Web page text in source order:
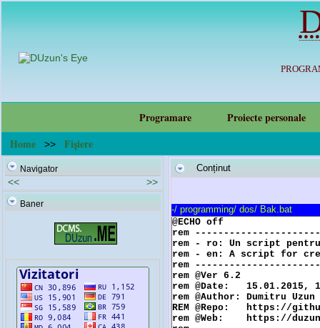
Programare
Proiecte personale
Home
>> Fișiere
Navigator
<< >>
Baner
Conținut
-/ programming/ dos/ Bak.bat